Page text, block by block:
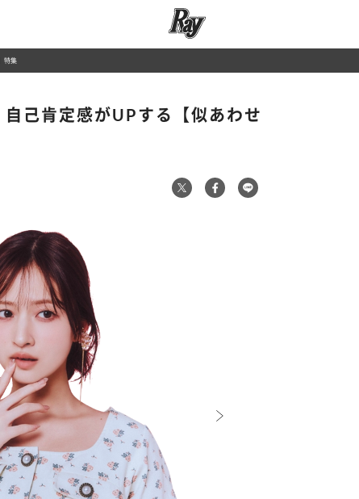
特集
己肯定感がUPする【似あわせ